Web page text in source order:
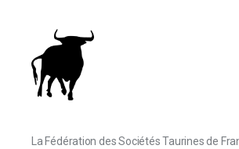
La Fédération des Sociétés Taurines de